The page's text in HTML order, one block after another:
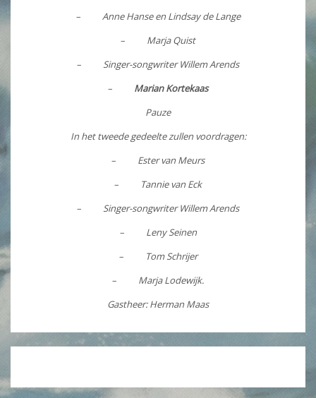
– Anne Hanse en Lindsay de Lange
– Marja Quist
– Singer-songwriter Willem Arends
– Marian Kortekaas
Pauze
In het tweede gedeelte zullen voordragen:
– Ester van Meurs
–
Tannie van Eck
– Singer-songwriter Willem Arends
– Leny Seinen
–
Tom Schrijer
– Marja Lodewijk.
Gastheer: Herman Maas
navigatie